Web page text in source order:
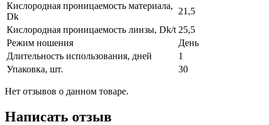
Кислородная проницаемость материала,
Dk
21,5
Кислородная проницаемость линзы, Dk/t 25,5
Режим ношения
День
Длительность использования, дней
1
Упаковка, шт.
30
Нет отзывов о данном товаре.
Написать отзыв